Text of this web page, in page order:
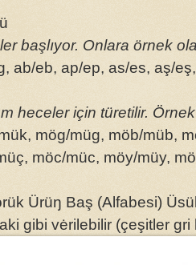
başlıyor. Onlara örnek
ab/eb, ap/ep, as/es, aş/
heceler için türetilir.
mög/müg, möb/müb,
möc/müc, möy/müy,
Ürüŋ Baş (Alfabesi)
gibi vėrilebilir (çeşitler gri